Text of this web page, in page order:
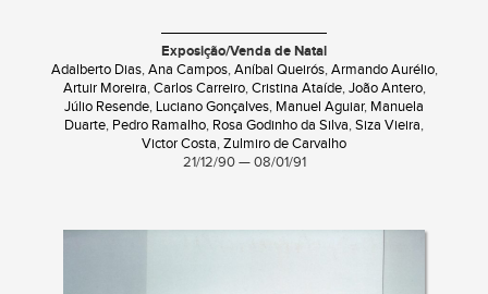
Exposição/Venda de Natal
Adalberto Dias, Ana Campos, Aníbal Queirós, Armando Aurélio,
Artuir Moreira, Carlos Carreiro, Cristina Ataíde, João Antero,
Júlio Resende, Luciano Gonçalves, Manuel Aguiar, Manuela
Duarte, Pedro Ramalho, Rosa Godinho da Silva, Siza Vieira,
Victor Costa, Zulmiro de Carvalho
21/12/90 — 08/01/91